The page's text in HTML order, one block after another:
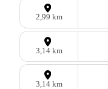
2,99 km
3,14 km
3,14 km